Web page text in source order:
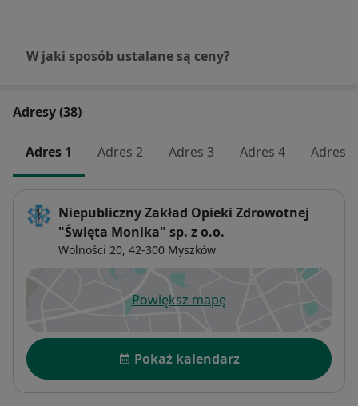
budowania miejsca, w którym profesjonalizm
Prezes Zarządu
Joanna Molga
W jaki sposób ustalane są ceny?
Adresy (38)
Adres 1 Adres 2 Adres 3 Adres 4 Adres 5
Niepubliczny Zakład Opieki Zdrowotnej
"Święta Monika" sp. z o.o.
Wolności 20, 42-300 Myszków
Powiększ mapęotwiera się w nowej karcie
Dostępność
Pokaż kalendarz